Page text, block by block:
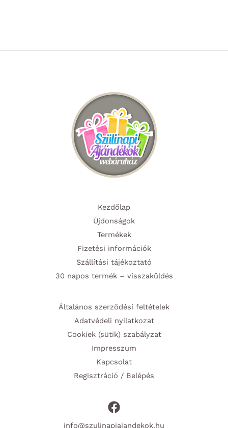
Kezdőlap
Újdonságok
Termékek
Fizetési információk
Szállítási tájékoztató
30 napos termék – visszaküldés
Általános szerződési feltételek
Adatvédeli nyilatkozat
Cookiek (sütik) szabályzat
Impresszum
Kapcsolat
Regisztráció / Belépés
info@szulinapiajandekok.hu